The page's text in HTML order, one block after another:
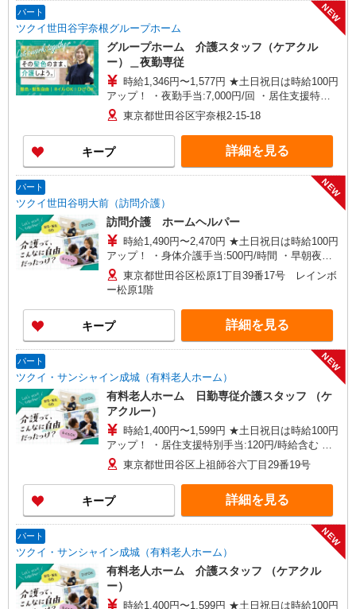
パート
ツクイ世田谷宇奈根グループホーム
NEW
グループホーム 介護スタッフ（ケアクル
ー）＿夜勤専従
時給1,346円〜1,577円 ★土日祝日は時給100円
アップ！ ・夜勤手当:7,000円/回 ・居住支援特別
手当:120円/時間含む ※給与幅は資格・経験等によ
る
東京都世田谷区宇奈根2-15-18
キープ 詳細を見る
パート
ツクイ世田谷明大前（訪問介護）
NEW
訪問介護 ホームヘルパー
時給1,490円〜2,470円 ★土日祝日は時給100円
アップ！ ・身体介護手当:500円/時間 ・早朝夜間
深夜手当:300円/時間 （18:00〜翌07:59の時間
帯） ・ICT手当:2,000円/月 ・ケア→ケアの移動時
間も賃金（時給）を支給 ・特定事業所加算手
当:60円/時間 ・居住支援特別手当:120円/時間含む
※給与幅は資格・経験等による
東京都世田谷区松原1丁目39番17号 レインボ
ー松原1階
キープ 詳細を見る
パート
ツクイ・サンシャイン成城（有料老人ホーム）
NEW
有料老人ホーム 日勤専従介護スタッフ （ケ
アクルー）
時給1,400円〜1,599円 ★土日祝日は時給100円
アップ！ ・居住支援特別手当:120円/時給含む ※
給与幅は資格・経験等による
東京都世田谷区上祖師谷六丁目29番19号
キープ 詳細を見る
パート
ツクイ・サンシャイン成城（有料老人ホーム）
NEW
有料老人ホーム 介護スタッフ （ケアクル
ー）
時給1,400円〜1,599円 ★土日祝日は時給100円